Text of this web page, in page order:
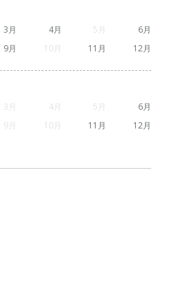
3 4 5
6
9 10 11 12
3 4 5
6
9 10 11 12